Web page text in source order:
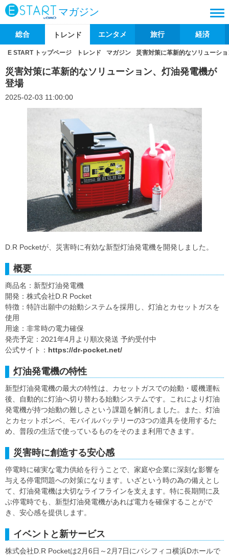
マガジン
総合 トレンド エンタメ 旅行 経済
E START トップページ トレンド マガジン 災害対策に革新的なソリューシ
災害対策に革新的なソリューション、灯油発電機が
登場
2025-02-03 11:00:00
D.R Pocketが、災害時に有効な新型灯油発電機を開発しました。
概要
商品名：新型灯油発電機
開発：株式会社D.R Pocket
特徴：特許出願中の始動システムを採用し、灯油とカセットガスを
使用
用途：非常時の電力確保
発売予定：2021年4月より順次発送 予約受付中
公式サイト： https://dr-pocket.net/
灯油発電機の特性
新型灯油発電機の最大の特性は、カセットガスでの始動・暖機運転
後、自動的に灯油へ切り替わる始動システムです。これにより灯油
発電機が持つ始動の難しさという課題を解消しました。また、灯油
とカセットボンベ、モバイルバッテリーの3つの道具を使用するた
め、普段の生活で使っているものをそのまま利用できます。
災害時に創造する安心感
停電時に確実な電力供給を行うことで、家庭や企業に深刻な影響を
与える停電問題への対策になります。いざという時の為の備えとし
て、灯油発電機は大切なライフラインを支えます。特に長期間に及
ぶ停電時でも、新型灯油発電機があれば電力を確保することがで
き、安心感を提供します。
イベントと新サービス
株式会社D.R Pocketは2月6日～2月7日にパシフィコ横浜Dホールで